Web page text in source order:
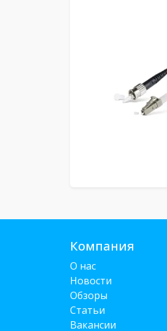
Компания
О нас
Новости
Обзоры
Статьи
Вакансии